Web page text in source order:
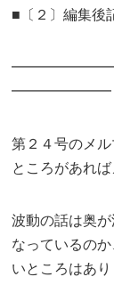
■〔２〕編集後
━━━━━━━
第２４号のメ
ところがあれ
波動の話は奥
なっているの
いところはあり